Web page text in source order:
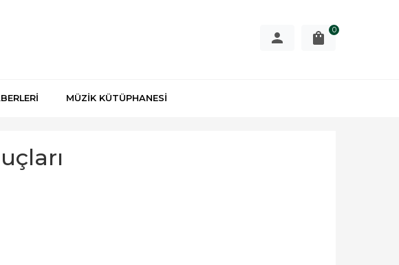
0
MÜZİK KÜTÜPHANESİ